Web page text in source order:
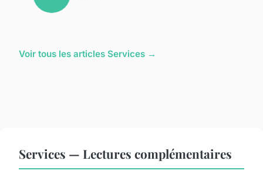
Voir tous les articles Services →
Services — Lectures complémentaires